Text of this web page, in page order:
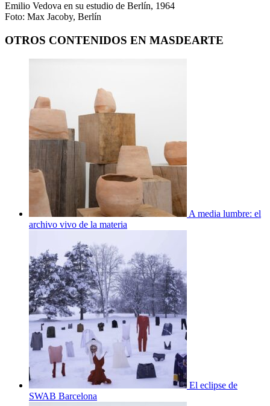
Emilio Vedova en su estudio de Berlín, 1964
Foto: Max Jacoby, Berlín
OTROS CONTENIDOS EN MASDEARTE
A media lumbre: el
archivo vivo de la materia
El eclipse de
SWAB Barcelona